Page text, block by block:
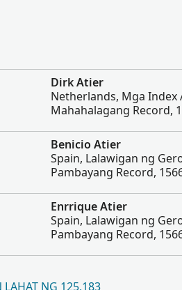
Dirk Atier
Netherlands, Mga Index
Mahahalagang Record,
Benicio Atier
Spain, Lalawigan ng
Pambayang Record,
Enrrique Atier
Spain, Lalawigan ng
Pambayang Record,
LAHAT NG 125,183